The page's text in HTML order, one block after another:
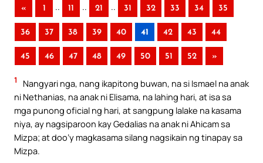
« 1 .. 11 .. 21 .. 31 32 33 34 35
36 37 38 39 40 41 42 43 44
45 46 47 48 49 50 51 52 »
1
Nangyari nga, nang ikapitong buwan, na si Ismael na anak
ni Nethanias, na anak ni Elisama, na lahing hari, at isa sa
mga punong oficial ng hari, at sangpung lalake na kasama
niya, ay nagsiparoon kay Gedalias na anak ni Ahicam sa
Mizpa; at doo’y magkasama silang nagsikain ng tinapay sa
Mizpa.